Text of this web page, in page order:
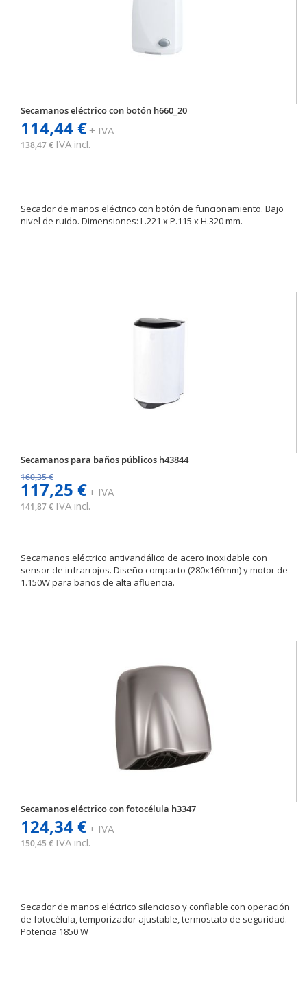
Secamanos eléctrico con botón h660_20
114,44 €+ IVA
138,47 € IVA incl.
Secador de manos eléctrico con botón de funcionamiento. Bajo
nivel de ruido. Dimensiones: L.221 x P.115 x H.320 mm.
Secamanos para baños públicos h43844
160,35 €
117,25 €+ IVA
141,87 € IVA incl.
Secamanos eléctrico antivandálico de acero inoxidable con
sensor de infrarrojos. Diseño compacto (280x160mm) y motor de
1.150W para baños de alta afluencia.
Secamanos eléctrico con fotocélula h3347
124,34 €+ IVA
150,45 € IVA incl.
Secador de manos eléctrico silencioso y confiable con operación
de fotocélula, temporizador ajustable, termostato de seguridad.
Potencia 1850 W